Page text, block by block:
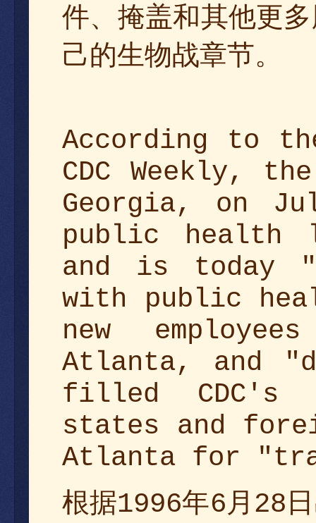
件、掩盖和其他更
己的生物战章节。
According to
CDC Weekly,
Georgia, on
public health
and is today
with public
new
Atlanta, and
filled CDC's
states and
Atlanta for
根据1996年6 月 28